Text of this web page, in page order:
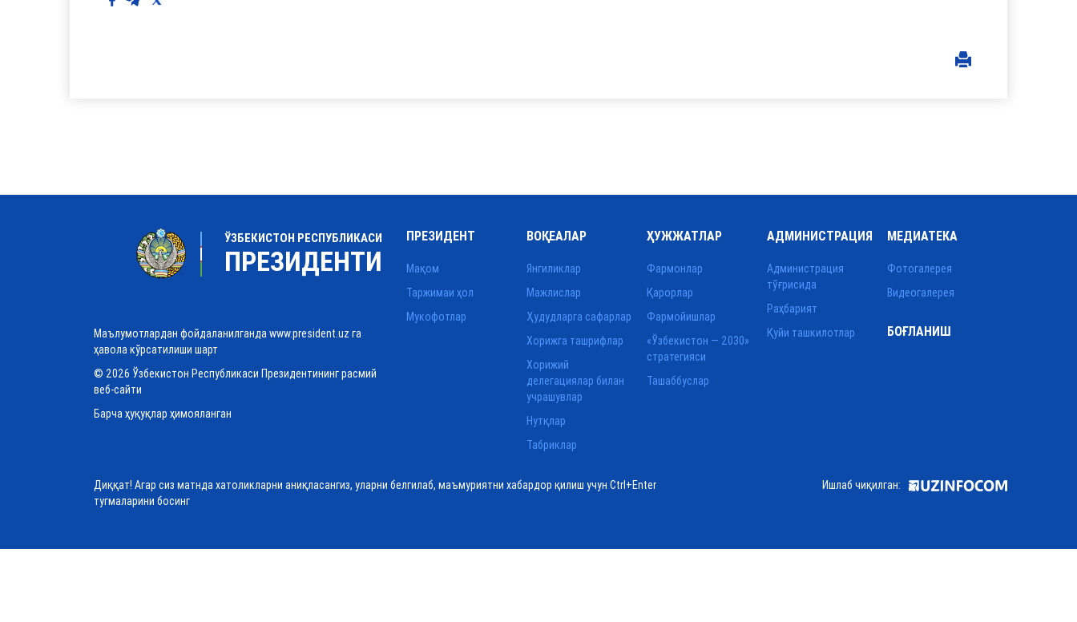
ЎЗБЕКИСТОН РЕСПУБЛИКАСИ
ПРЕЗИДЕНТИ
Маълумотлардан фойдаланилганда www.president.uz га
ҳавола кўрсатилиши шарт
© 2026 Ўзбекистон Республикаси Президентининг расмий
веб-сайти
Барча ҳуқуқлар ҳимояланган
ПРЕЗИДЕНТ
Мақом
Таржимаи ҳол
Мукофотлар
ВОҚЕАЛАР
Янгиликлар
Мажлислар
Ҳудудларга сафарлар
Хорижга ташрифлар
Хорижий
делегациялар билан
учрашувлар
Нутқлар
Табриклар
ҲУЖЖАТЛАР
Фармонлар
Қарорлар
Фармойишлар
«Ўзбекистон — 2030»
стратегияси
Ташаббуслар
АДМИНИСТРАЦИЯ
Администрация
тўғрисида
Раҳбарият
Қуйи ташкилотлар
МЕДИАТЕКА
Фотогалерея
Видеогалерея
БОҒЛАНИШ
Диққат! Агар сиз матнда хатоликларни аниқласангиз, уларни белгилаб, маъмуриятни хабардор қилиш учун Ctrl+Enter
тугмаларини босинг
Ишлаб чиқилган: